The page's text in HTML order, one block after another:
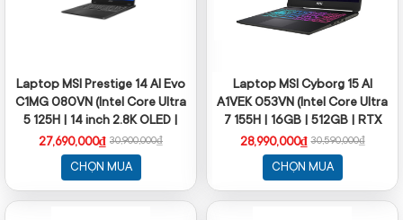
Laptop MSI Prestige 14 AI Evo
C1MG 080VN (Intel Core Ultra
5 125H | 14 inch 2.8K OLED |
32GB | 512GB | Win 11 | Xám)
27,690,000₫ 30,900,000₫
CHỌN MUA
Laptop MSI Cyborg 15 AI
A1VEK 053VN (Intel Core Ultra
7 155H | 16GB | 512GB | RTX
4050 GDDR6 | 15.6 inch FHD |
Windows 11 Home | Black)
28,990,000₫ 30,590,000₫
CHỌN MUA